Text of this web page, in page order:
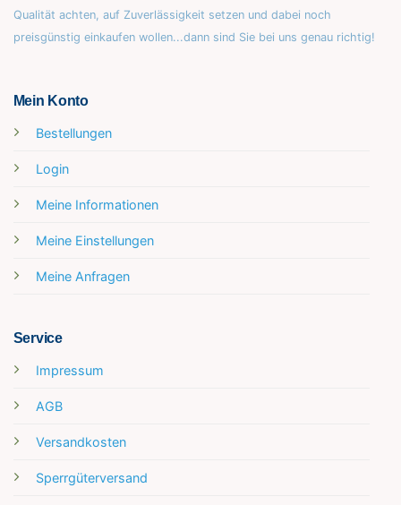
Qualität achten, auf Zuverlässigkeit setzen und dabei noch
preisgünstig einkaufen wollen...dann sind Sie bei uns genau richtig!
Mein Konto
Bestellungen
Login
Meine Informationen
Meine Einstellungen
Meine Anfragen
Service
Impressum
AGB
Versandkosten
Sperrgüterversand